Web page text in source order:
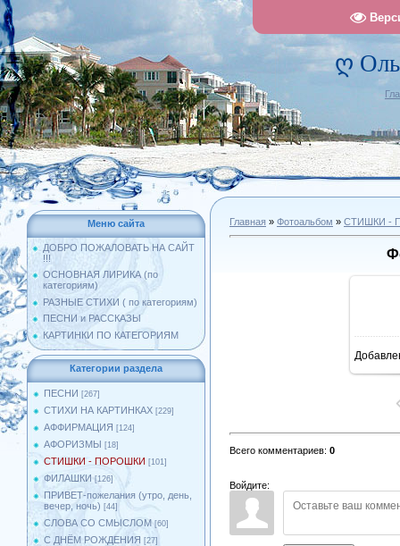
ღ
Меню сайта
ДОБРО ПОЖАЛОВАТЬ НА САЙТ
!!!
ОСНОВНАЯ ЛИРИКА (по
категориям)
РАЗНЫЕ СТИХИ ( по категориям)
ПЕСНИ и РАССКАЗЫ
КАРТИНКИ ПО КАТЕГОРИЯМ
Категории раздела
ПЕСНИ [267]
СТИХИ НА КАРТИНКАХ [229]
АФФИРМАЦИЯ [124]
АФОРИЗМЫ [18]
СТИШКИ - ПОРОШКИ [101]
ФИЛАШКИ [126]
ПРИВЕТ-пожелания (утро, день,
вечер, ночь) [44]
СЛОВА СО СМЫСЛОМ [60]
С ДНЁМ РОЖДЕНИЯ [27]
Главная » Фотоальбом » СТИШКИ -
Всего комментариев: 0
Войдите: